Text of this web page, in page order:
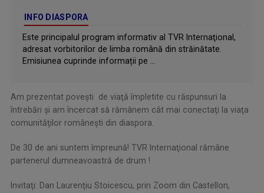
INFO DIASPORA
Este principalul program informativ al TVR Internaţional,
adresat vorbitorilor de limba română din străinătate.
Emisiunea cuprinde informații pe ...
Am prezentat poveşti de viaţă împletite cu răspunsuri la
întrebări şi am încercat să rămânem cât mai conectaţi la viaţa
comunităţilor româneşti din diaspora.
De 30 de ani suntem împreună! TVR Internaţional rămâne
partenerul dumneavoastră de drum !
Invitaţi: Dan Laurenţiu Stoicescu, prin Zoom din Castellon,